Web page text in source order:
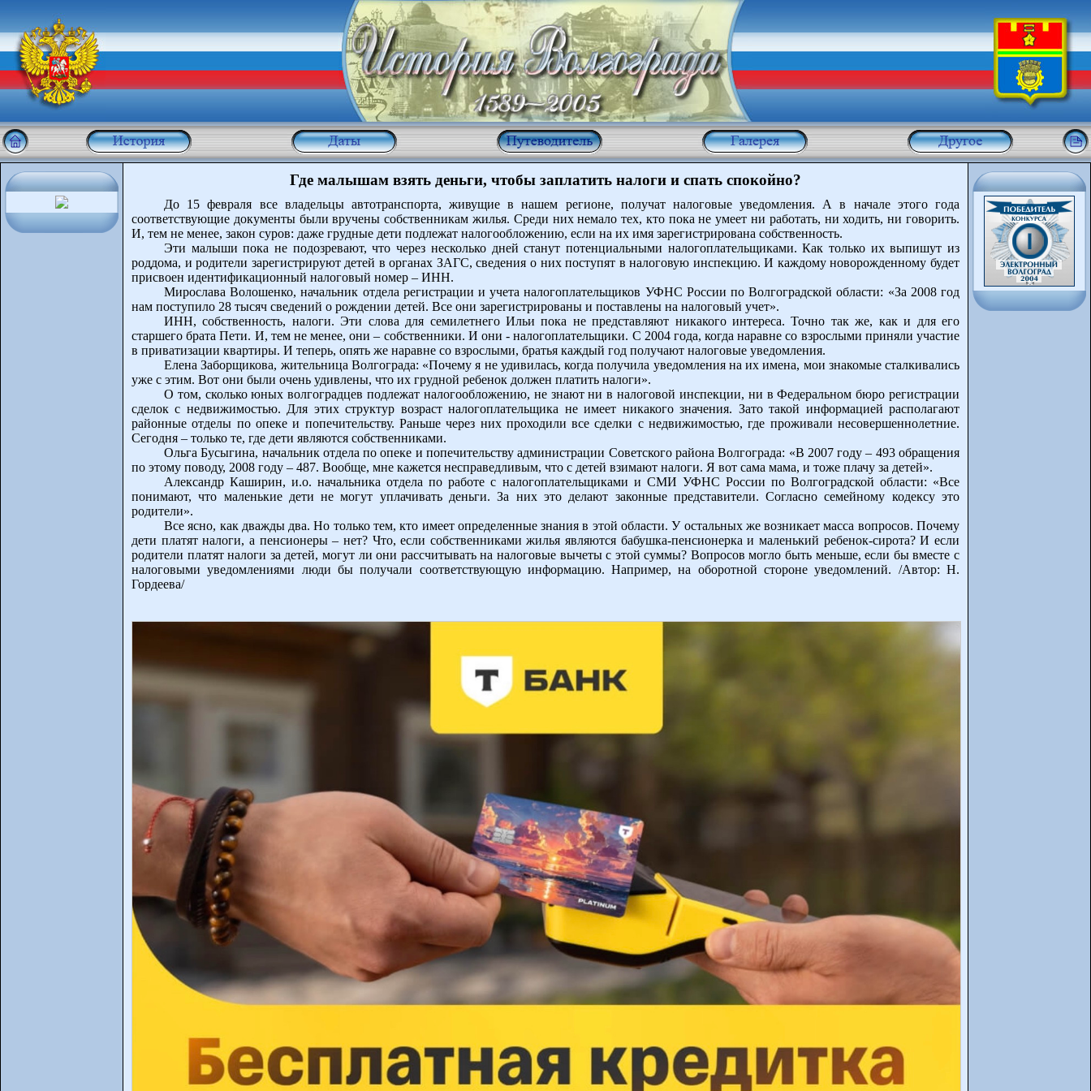
Где малышам взять деньги, чтобы заплатить налоги и спать спокойно?
До 15 февраля все владельцы автотранспорта, живущие в нашем регионе, получат налоговые уведомления. А в начале этого года
соответствующие документы были вручены собственникам жилья. Среди них немало тех, кто пока не умеет ни работать, ни ходить, ни говорить.
И, тем не менее, закон суров: даже грудные дети подлежат налогообложению, если на их имя зарегистрирована собственность.
Эти малыши пока не подозревают, что через несколько дней станут потенциальными налогоплательщиками. Как только их выпишут из
роддома, и родители зарегистрируют детей в органах ЗАГС, сведения о них поступят в налоговую инспекцию. И каждому новорожденному будет
присвоен идентификационный налоговый номер – ИНН.
Мирослава Волошенко, начальник отдела регистрации и учета налогоплательщиков УФНС России по Волгоградской области: «За 2008 год
нам поступило 28 тысяч сведений о рождении детей. Все они зарегистрированы и поставлены на налоговый учет».
ИНН, собственность, налоги. Эти слова для семилетнего Ильи пока не представляют никакого интереса. Точно так же, как и для его
старшего брата Пети. И, тем не менее, они – собственники. И они - налогоплательщики. С 2004 года, когда наравне со взрослыми приняли участие
в приватизации квартиры. И теперь, опять же наравне со взрослыми, братья каждый год получают налоговые уведомления.
Елена Заборщикова, жительница Волгограда: «Почему я не удивилась, когда получила уведомления на их имена, мои знакомые сталкивались
уже с этим. Вот они были очень удивлены, что их грудной ребенок должен платить налоги».
О том, сколько юных волгоградцев подлежат налогообложению, не знают ни в налоговой инспекции, ни в Федеральном бюро регистрации
сделок с недвижимостью. Для этих структур возраст налогоплательщика не имеет никакого значения. Зато такой информацией располагают
районные отделы по опеке и попечительству. Раньше через них проходили все сделки с недвижимостью, где проживали несовершеннолетние.
Сегодня – только те, где дети являются собственниками.
Ольга Бусыгина, начальник отдела по опеке и попечительству администрации Советского района Волгограда: «В 2007 году – 493 обращения
по этому поводу, 2008 году – 487. Вообще, мне кажется несправедливым, что с детей взимают налоги. Я вот сама мама, и тоже плачу за детей».
Александр Каширин, и.о. начальника отдела по работе с налогоплательщиками и СМИ УФНС России по Волгоградской области: «Все
понимают, что маленькие дети не могут уплачивать деньги. За них это делают законные представители. Согласно семейному кодексу это
родители».
Все ясно, как дважды два. Но только тем, кто имеет определенные знания в этой области. У остальных же возникает масса вопросов. Почему
дети платят налоги, а пенсионеры – нет? Что, если собственниками жилья являются бабушка-пенсионерка и маленький ребенок-сирота? И если
родители платят налоги за детей, могут ли они рассчитывать на налоговые вычеты с этой суммы? Вопросов могло быть меньше, если бы вместе с
налоговыми уведомлениями люди бы получали соответствующую информацию. Например, на оборотной стороне уведомлений. /Автор: Н.
Гордеева/